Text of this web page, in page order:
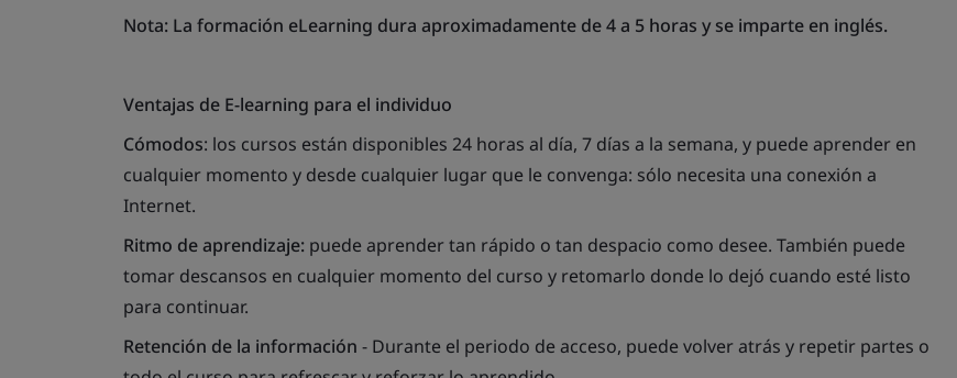
Nota: La formación eLearning dura aproximadamente de 4 a 5 horas y se imparte en inglés.
Ventajas de E-learning para el individuo
Cómodos: los cursos están disponibles 24 horas al día, 7 días a la semana, y puede aprender en
cualquier momento y desde cualquier lugar que le convenga: sólo necesita una conexión a
Internet.
Ritmo de aprendizaje: puede aprender tan rápido o tan despacio como desee. También puede
tomar descansos en cualquier momento del curso y retomarlo donde lo dejó cuando esté listo
para continuar.
Retención de la información - Durante el periodo de acceso, puede volver atrás y repetir partes o